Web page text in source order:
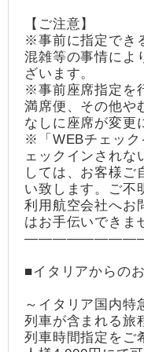
【ご注意】
※事前に指定でき
混雑等の事情によ
ざいます。
※事前座席指定を
満席便、その他や
なしに座席が変更
※「WEBチェック
ェックインされな
しては、お客様ご
い致します。ご不
利用航空会社へお
はお手伝いできま
■イタリアからの
～イタリア国内特
列車が含まれる旅
列車時間指定をご